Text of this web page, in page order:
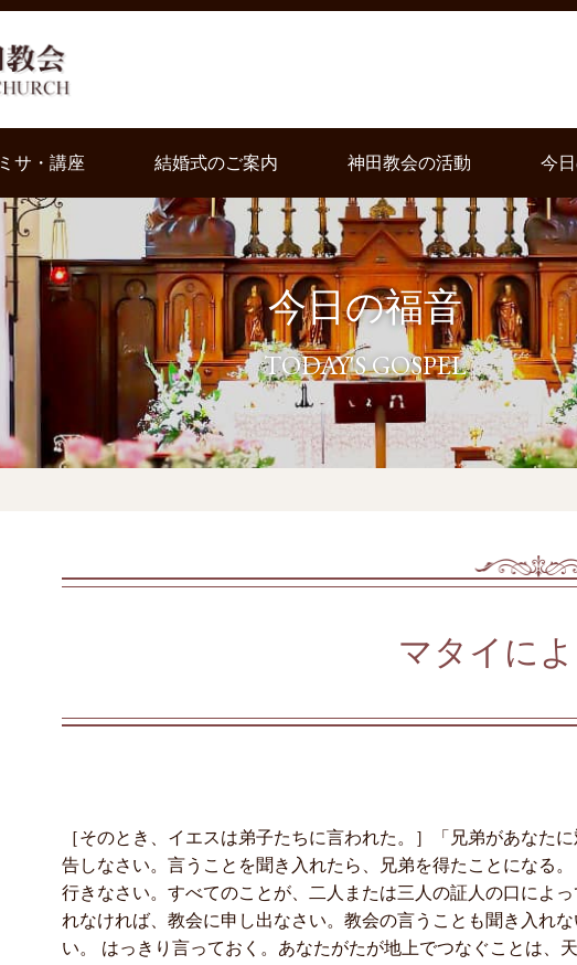
ミサ・講座 結婚式のご案内 神田教会の活動 今
今日の福音
TODAY'S GOSPEL
マタイに
［そのとき、イエスは弟子たちに言われた。］「兄弟があなた
告しなさい。言うことを聞き入れたら、兄弟を得たことになる
行きなさい。すべてのことが、二人または三人の証人の口によ
れなければ、教会に申し出なさい。教会の言うことも聞き入れ
い。 はっきり言っておく。あなたがたが地上でつなぐことは、